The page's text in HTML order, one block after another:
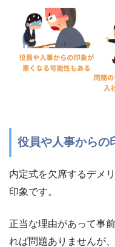
役員や人事からの
内定式を欠席するデメ
印象です。
正当な理由があって事
れば問題ありませんが、